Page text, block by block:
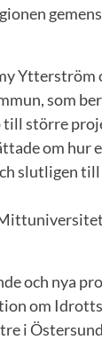
Ytterström
som
till större
om hur
slutligen
och nya
om
i